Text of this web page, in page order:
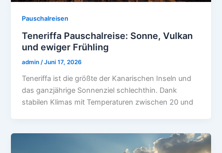
Pauschalreisen
Teneriffa Pauschalreise: Sonne, Vulkan
und ewiger Frühling
admin/Juni 17, 2026
Teneriffa ist die größte der Kanarischen Inseln und
das ganzjährige Sonnenziel schlechthin. Dank
stabilen Klimas mit Temperaturen zwischen 20 und